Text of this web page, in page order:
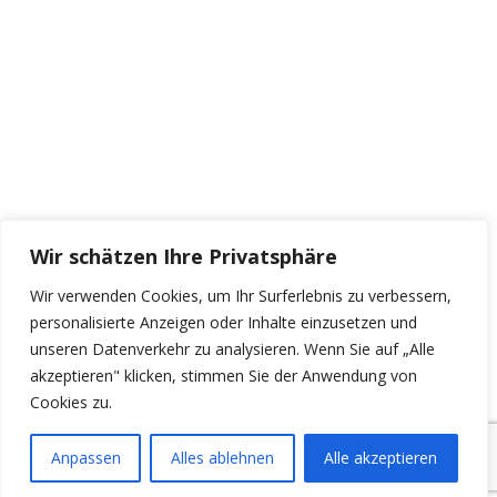
Wir schätzen Ihre Privatsphäre
Wir verwenden Cookies, um Ihr Surferlebnis zu verbessern,
personalisierte Anzeigen oder Inhalte einzusetzen und
unseren Datenverkehr zu analysieren. Wenn Sie auf „Alle
akzeptieren" klicken, stimmen Sie der Anwendung von
Cookies zu.
Anpassen Alles ablehnen Alle akzeptieren